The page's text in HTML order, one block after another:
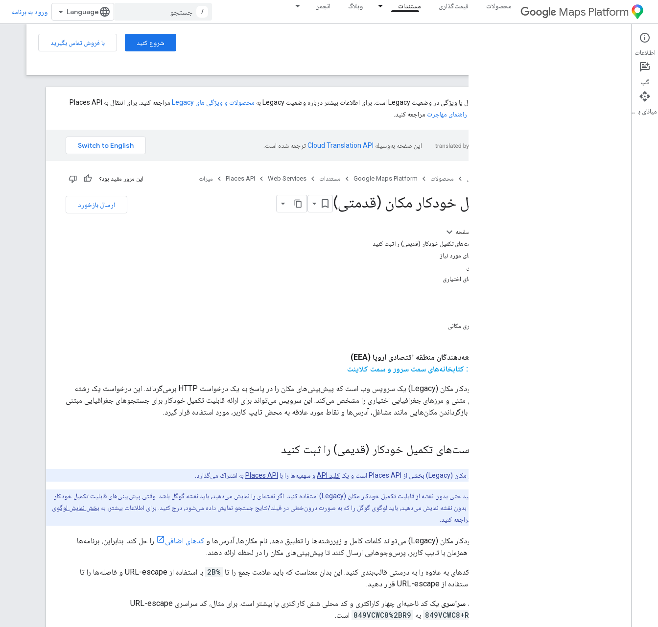
Maps Platform محصولات قیمت‌گذاری مستندات وبلاگ انجمن
/ ورود به برنامه
Web Services شروع کنید
با فروش تماس بگیرید
راهنما
این محصول یا ویژگی در وضعیت Legacy است. برای اطلاعات بیشتر درباره وضعیت Legacy به محصولات و ویژگی های Legacy
مراجعه کنید. برای انتقال به Places API
راهنمای مهاجرت مراجعه کنید.
این صفحه به‌وسیله ترجمه شده است.
صفحه اصلی محصولات Google Maps Platform مستندات Web Services
Places API میراث این مرور مفید بود؟
ارسال بازخورد تکمیل خودکار مکان (قدمتی)
در این صفحه
درخواست‌های تکمیل خودکار (قدیمی) را ثبت کنید
پارامترهای مورد نیاز
ورودی
پارامترهای اختیاری
سوگیری مکانی
توسعه‌دهندگان منطقه اقتصادی اروپا (EEA)
نکته: کتابخانه‌های سمت سرور و سمت کلاینت
تکمیل خودکار مکان (Legacy) یک سرویس وب است که پیش‌بینی‌های مکان را در پاسخ به یک درخواست HTTP برمی‌گرداند. این درخواست یک رشته
جستجوی متنی و مرزهای جغرافیایی اختیاری را مشخص می‌کند. این سرویس می‌تواند برای ارائه قابلیت تکمیل خودکار برای جستجوهای جغرافیایی مبتنی
بر متن، با بازگرداندن مکان‌هایی مانند مشاغل، آدرس‌ها و نقاط مورد علاقه به محض تایپ کاربر، مورد استفاده قرار گیرد.
درخواست‌های تکمیل خودکار (قدیمی) را ثبت کنید
تکمیل خودکار مکان (Legacy) بخشی از Places API است و یک کلید API و سهمیه‌ها را با Places API به اشتراک می‌گذارد.
می‌توانید حتی بدون نقشه از قابلیت تکمیل خودکار مکان (Legacy) استفاده کنید. اگر نقشه‌ای را نمایش می‌دهید، باید نقشه گوگل باشد. وقتی پیش‌بینی‌های قابلیت تکمیل خودکار
بخش نمایش لوگوی
مراجعه کنید.
تکمیل خودکار مکان (Legacy) می‌تواند کلمات کامل و زیررشته‌ها را تطبیق دهد، نام مکان‌ها، آدرس‌ها و کدهای اضافی
را حل کند. بنابراین، برنامه‌ها
می‌توانند همزمان با تایپ کاربر، پرس‌وجوهایی ارسال کنند تا پیش‌بینی‌های مکان را در لحظه ارائه دهند.
شما باید کدهای به علاوه را به درستی قالب‌بندی کنید. این بدان معناست که باید علامت جمع را تا %2B
با استفاده از URL-escape و فاصله‌ها را تا
با استفاده از URL-escape قرار دهید.
کد سراسری یک کد ناحیه‌ای چهار کاراکتری و کد محلی شش کاراکتری یا بیشتر است. برای مثال، کد سراسری URL-escape
849VCWC8+R9 به 849VCWC8%2BR9 است.
اطلاعات
گپ
میانای برنامه‌سازی کاربردی